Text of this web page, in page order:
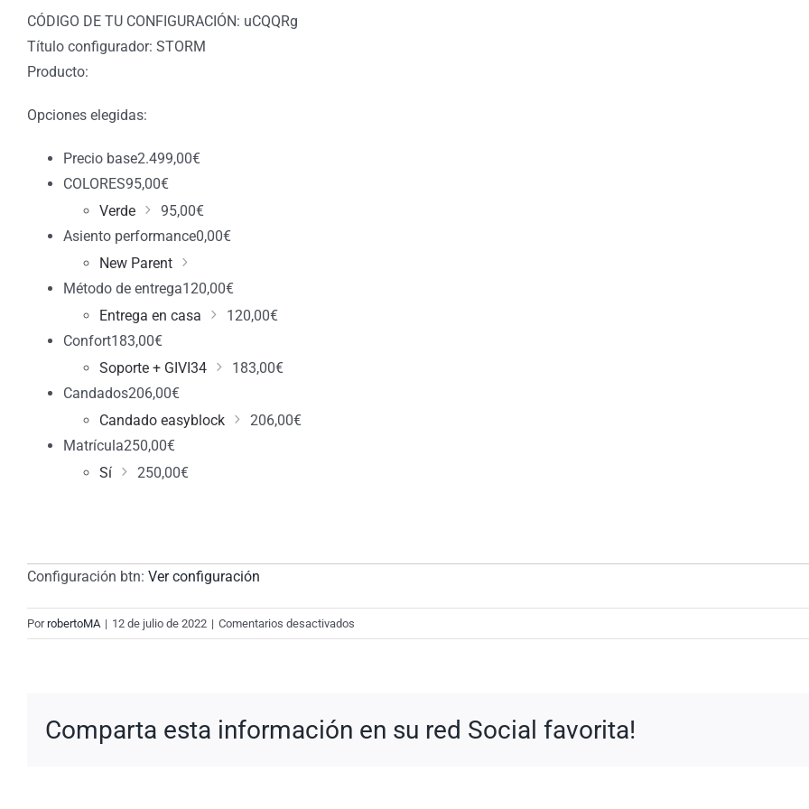
CÓDIGO DE TU CONFIGURACIÓN: uCQQRg
Título configurador: STORM
Producto:
Opciones elegidas:
Precio base2.499,00€
COLORES95,00€
Verde
95,00€
Asiento performance0,00€
New Parent
Método de entrega120,00€
Entrega en casa
120,00€
Confort183,00€
Soporte + GIVI34
183,00€
Candados206,00€
Candado easyblock
206,00€
Matrícula250,00€
Sí
250,00€
Configuración btn: Ver configuración
PorrobertoMA | 12 de julio de 2022 | Comentarios desactivados
New
Comparta esta información en su red Social favorita!